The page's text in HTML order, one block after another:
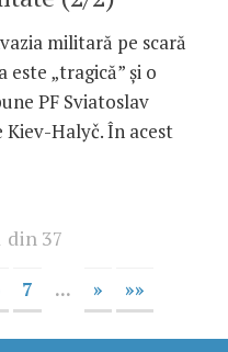
militară pe scară
este „tragică” și o
PF Sviatoslav
Kiev-Halyč. În acest
din 37
7 ... » »»